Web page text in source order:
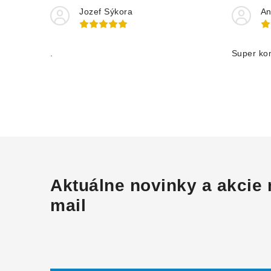
Jozef Sýkora
Super
Aktuálne novinky a akcie
mail